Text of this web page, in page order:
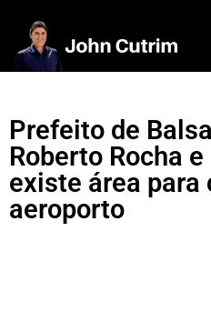
Prefeito de
Roberto Rocha
existe área para
aeroporto